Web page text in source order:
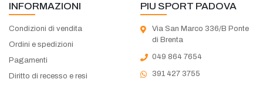
INFORMAZIONI
Condizioni di vendita
Ordini e spedizioni
Pagamenti
Diritto di recesso e resi
PIU SPORT PADOVA
Via San Marco 336/B Ponte
di Brenta
049 864 7654
391 427 3755